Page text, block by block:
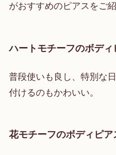
がおすすめのピアスをご紹
ハートモチーフのボディ
普段使いも良し、特別な
付けるのもかわいい。
花モチーフのボディピア